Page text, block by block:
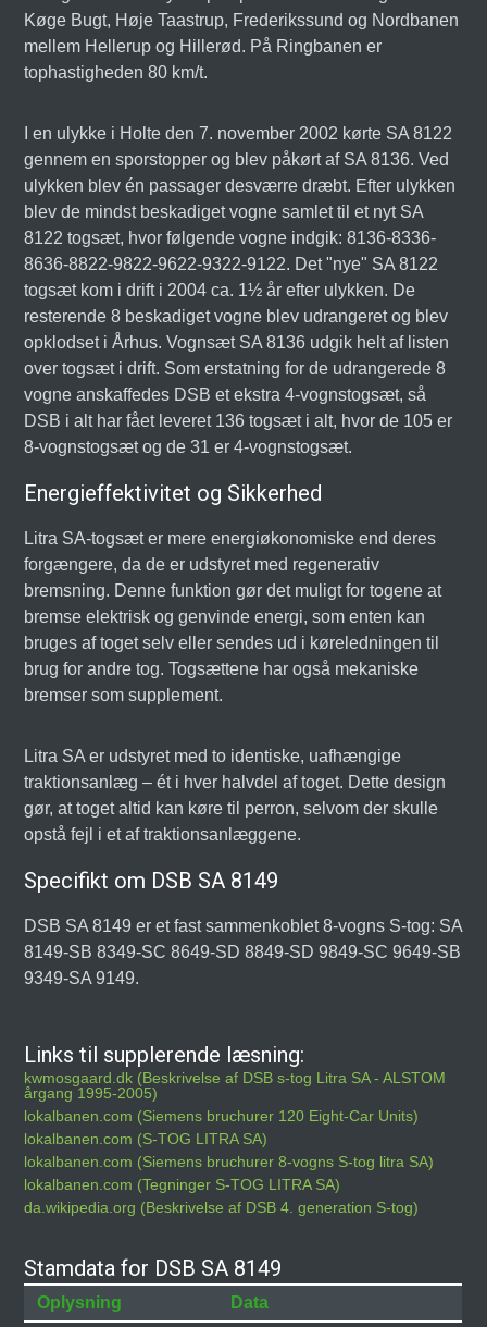
Køge Bugt, Høje Taastrup, Frederikssund og Nordbanen
mellem Hellerup og Hillerød. På Ringbanen er
tophastigheden 80 km/t.
I en ulykke i Holte den 7. november 2002 kørte SA 8122
gennem en sporstopper og blev påkørt af SA 8136. Ved
ulykken blev én passager desværre dræbt. Efter ulykken
blev de mindst beskadiget vogne samlet til et nyt SA
8122 togsæt, hvor følgende vogne indgik: 8136-8336-
8636-8822-9822-9622-9322-9122. Det "nye" SA 8122
togsæt kom i drift i 2004 ca. 1½ år efter ulykken. De
resterende 8 beskadiget vogne blev udrangeret og blev
opklodset i Århus. Vognsæt SA 8136 udgik helt af listen
over togsæt i drift. Som erstatning for de udrangerede 8
vogne anskaffedes DSB et ekstra 4-vognstogsæt, så
DSB i alt har fået leveret 136 togsæt i alt, hvor de 105 er
8-vognstogsæt og de 31 er 4-vognstogsæt.
Energieffektivitet og Sikkerhed
Litra SA-togsæt er mere energiøkonomiske end deres
forgængere, da de er udstyret med regenerativ
bremsning. Denne funktion gør det muligt for togene at
bremse elektrisk og genvinde energi, som enten kan
bruges af toget selv eller sendes ud i køreledningen til
brug for andre tog. Togsættene har også mekaniske
bremser som supplement.
Litra SA er udstyret med to identiske, uafhængige
traktionsanlæg – ét i hver halvdel af toget. Dette design
gør, at toget altid kan køre til perron, selvom der skulle
opstå fejl i et af traktionsanlæggene.
Specifikt om DSB SA 8149
DSB SA 8149 er et fast sammenkoblet 8-vogns S-tog: SA
8149-SB 8349-SC 8649-SD 8849-SD 9849-SC 9649-SB
9349-SA 9149.
Links til supplerende læsning:
kwmosgaard.dk (Beskrivelse af DSB s-tog Litra SA - ALSTOM
årgang 1995-2005)
lokalbanen.com (Siemens bruchurer 120 Eight-Car Units)
lokalbanen.com (S-TOG LITRA SA)
lokalbanen.com (Siemens bruchurer 8-vogns S-tog litra SA)
lokalbanen.com (Tegninger S-TOG LITRA SA)
da.wikipedia.org (Beskrivelse af DSB 4. generation S-tog)
Stamdata for DSB SA 8149
Oplysning Data